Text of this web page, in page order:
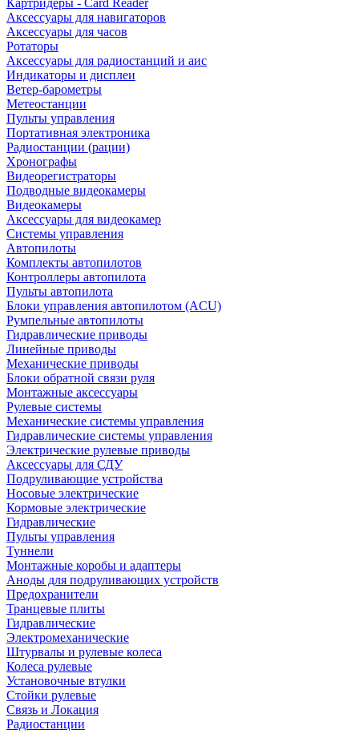
Картридеры - Card Reader
Аксессуары для навигаторов
Аксессуары для часов
Ротаторы
Аксессуары для радиостанций и аис
Индикаторы и дисплеи
Ветер-барометры
Метеостанции
Пульты управления
Портативная электроника
Радиостанции (рации)
Хронографы
Видеорегистраторы
Подводные видеокамеры
Видеокамеры
Аксессуары для видеокамер
Системы управления
Автопилоты
Комплекты автопилотов
Контроллеры автопилота
Пульты автопилота
Блоки управления автопилотом (ACU)
Румпельные автопилоты
Гидравлические приводы
Линейные приводы
Механические приводы
Блоки обратной связи руля
Монтажные аксессуары
Рулевые системы
Механические системы управления
Гидравлические системы управления
Электрические рулевые приводы
Аксессуары для СДУ
Подруливающие устройства
Носовые электрические
Кормовые электрические
Гидравлические
Пульты управления
Туннели
Монтажные коробы и адаптеры
Аноды для подруливающих устройств
Предохранители
Транцевые плиты
Гидравлические
Электромеханические
Штурвалы и рулевые колеса
Колеса рулевые
Установочные втулки
Стойки рулевые
Связь и Локация
Радиостанции